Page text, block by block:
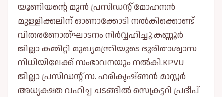
യൂണിയന്റെ മുൻ പ്രസിഡന്റ് മോഹനൻ
മുള്ളിക്കലിന് ഓണാക്കോടി നൽകിക്കൊണ്ട്
വിതരണോത്ഘാടനം നിർവ്വഹിച്ചു.കണ്ണൂർ
ജില്ലാ കമ്മിറ്റി മുഖ്യമന്ത്രിയുടെ ദുരിതാശ്വാസ
നിധിയിലേക്ക് സംഭാവനയും നൽകി.KPVU
ജില്ലാ പ്രസിഡന്റ് സ. ഹരികൃഷ്ണൻ മാസ്റ്റർ
അധ്യക്ഷത വഹിച്ച ചടങ്ങിൽ സെക്രട്ടറി പ്രദീപ്